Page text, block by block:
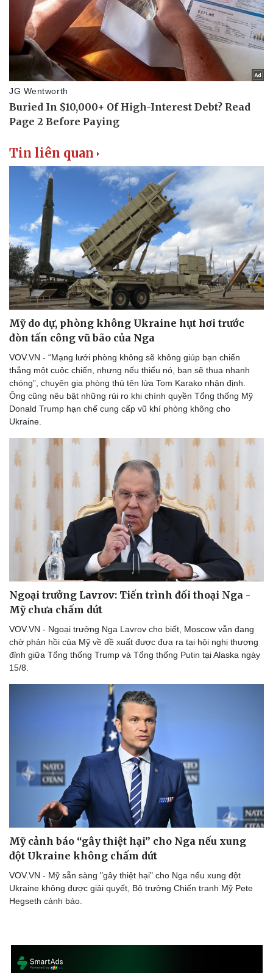
Thể thao
Bóng đá
Lịch thi đấu bóng đá
Thế giới thể thao
eSports
Ô tô
Xe máy
Tư vấn
Tin liên quan
Mỹ do dự, phòng không Ukraine hụt hơi trước
đòn tấn công vũ bão của Nga
VOV.VN - “Mạng lưới phòng không sẽ không giúp bạn chiến
thắng một cuộc chiến, nhưng nếu thiếu nó, bạn sẽ thua nhanh
chóng”, chuyên gia phòng thủ tên lửa Tom Karako nhận định.
Ông cũng nêu bật những rủi ro khi chính quyền Tổng thống Mỹ
Donald Trump hạn chế cung cấp vũ khí phòng không cho
Ukraine.
Ngoại trưởng Lavrov: Tiến trình đối thoại Nga -
Mỹ chưa chấm dứt
VOV.VN - Ngoại trưởng Nga Lavrov cho biết, Moscow vẫn đang
chờ phản hồi của Mỹ về đề xuất được đưa ra tại hội nghị thượng
đỉnh giữa Tổng thống Trump và Tổng thống Putin tại Alaska ngày
15/8.
Mỹ cảnh báo “gây thiệt hại” cho Nga nếu xung
đột Ukraine không chấm dứt
VOV.VN - Mỹ sẵn sàng "gây thiệt hại" cho Nga nếu xung đột
Ukraine không được giải quyết, Bộ trưởng Chiến tranh Mỹ Pete
Hegseth cảnh báo.